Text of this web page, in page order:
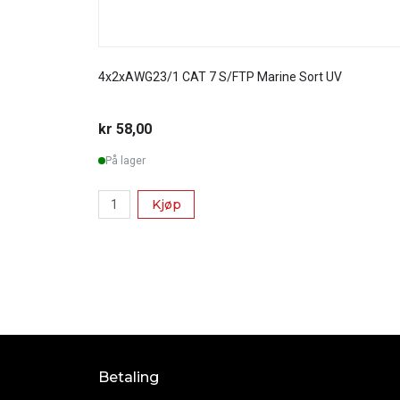
4x2xAWG23/1 CAT 7 S/FTP Marine Sort UV
kr 58,00
På lager
Kjøp
Betaling